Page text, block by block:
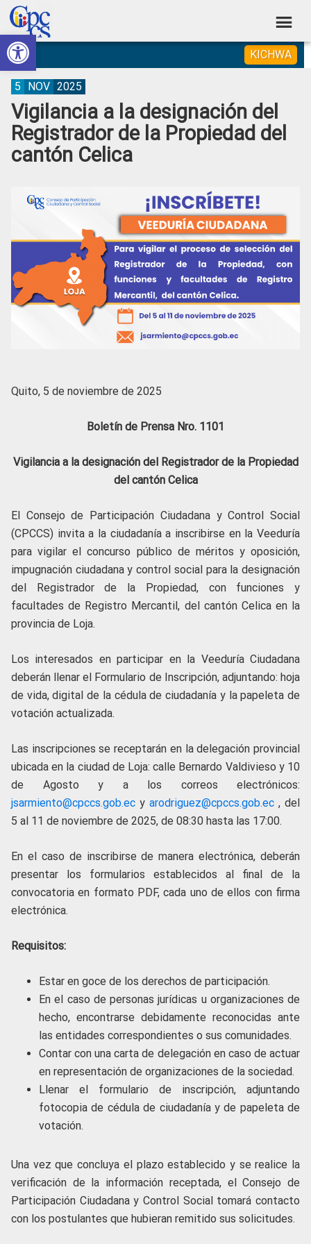
Abrir barra de herramientas
Skip
to
primary
navigation
Skip
to
main
content
Skip
to
primary
sidebar
Skip
to
footer
Consejo
de
Participación
Ciudadana
Control
Construyendo
Poder
Ciudadano
KICHWA
Vigilancia a la designación del
Registrador de la Propiedad del
cantón Celica
5 NOV 2025
Quito, 5 de noviembre de 2025
Boletín de Prensa Nro. 1101
Vigilancia a la designación del Registrador de la Propiedad
del cantón Celica
El Consejo de Participación Ciudadana y Control Social
(CPCCS) invita a la ciudadanía a inscribirse en la Veeduría
para vigilar el concurso público de méritos y oposición,
impugnación ciudadana y control social para la designación
del Registrador de la Propiedad, con funciones y
facultades de Registro Mercantil, del cantón Celica en la
provincia de Loja.
Los interesados en participar en la Veeduría Ciudadana
deberán llenar el Formulario de Inscripción, adjuntando: hoja
de vida, digital de la cédula de ciudadanía y la papeleta de
votación actualizada.
Las inscripciones se receptarán en la delegación provincial
ubicada en la ciudad de Loja: calle Bernardo Valdivieso y 10
de Agosto y a los correos electrónicos:
jsarmiento@cpccs.gob.ec y arodriguez@cpccs.gob.ec , del
5 al 11 de noviembre de 2025, de 08:30 hasta las 17:00.
En el caso de inscribirse de manera electrónica, deberán
presentar los formularios establecidos al final de la
convocatoria en formato PDF, cada uno de ellos con firma
electrónica.
Requisitos:
Estar en goce de los derechos de participación.
En el caso de personas jurídicas u organizaciones de
hecho, encontrarse debidamente reconocidas ante
las entidades correspondientes o sus comunidades.
Contar con una carta de delegación en caso de actuar
en representación de organizaciones de la sociedad.
Llenar el formulario de inscripción, adjuntando
fotocopia de cédula de ciudadanía y de papeleta de
votación.
Una vez que concluya el plazo establecido y se realice la
verificación de la información receptada, el Consejo de
Participación Ciudadana y Control Social tomará contacto
con los postulantes que hubieran remitido sus solicitudes.